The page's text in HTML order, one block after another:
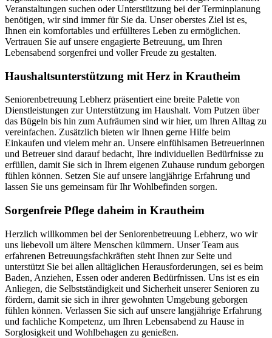
Veranstaltungen suchen oder Unterstützung bei der Terminplanung
benötigen, wir sind immer für Sie da. Unser oberstes Ziel ist es,
Ihnen ein komfortables und erfüllteres Leben zu ermöglichen.
Vertrauen Sie auf unsere engagierte Betreuung, um Ihren
Lebensabend sorgenfrei und voller Freude zu gestalten.
Haushalts­unterstützung mit Herz in Krautheim
Seniorenbetreuung Lebherz präsentiert eine breite Palette von
Dienstleistungen zur Unterstützung im Haushalt. Vom Putzen über
das Bügeln bis hin zum Aufräumen sind wir hier, um Ihren Alltag zu
vereinfachen. Zusätzlich bieten wir Ihnen gerne Hilfe beim
Einkaufen und vielem mehr an. Unsere einfühlsamen Betreuerinnen
und Betreuer sind darauf bedacht, Ihre individuellen Bedürfnisse zu
erfüllen, damit Sie sich in Ihrem eigenen Zuhause rundum geborgen
fühlen können. Setzen Sie auf unsere langjährige Erfahrung und
lassen Sie uns gemeinsam für Ihr Wohlbefinden sorgen.
Sorgenfreie Pflege daheim in Krautheim
Herzlich willkommen bei der Seniorenbetreuung Lebherz, wo wir
uns liebevoll um ältere Menschen kümmern. Unser Team aus
erfahrenen Betreuungsfachkräften steht Ihnen zur Seite und
unterstützt Sie bei allen alltäglichen Herausforderungen, sei es beim
Baden, Anziehen, Essen oder anderen Bedürfnissen. Uns ist es ein
Anliegen, die Selbstständigkeit und Sicherheit unserer Senioren zu
fördern, damit sie sich in ihrer gewohnten Umgebung geborgen
fühlen können. Verlassen Sie sich auf unsere langjährige Erfahrung
und fachliche Kompetenz, um Ihren Lebensabend zu Hause in
Sorglosigkeit und Wohlbehagen zu genießen.